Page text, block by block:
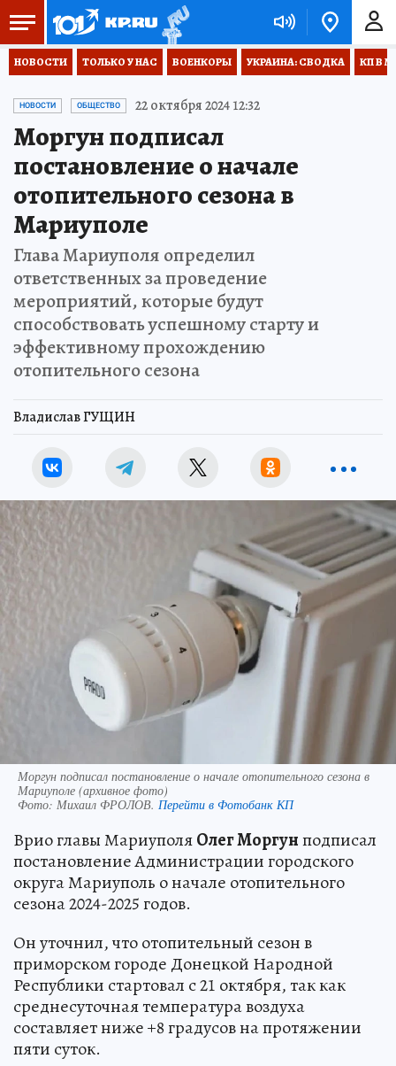
НОВОСТИ ТОЛЬКО У НАС ВОЕНКОРЫ УКРАИНА: СВОДКА КП В
НОВОСТИ ОБЩЕСТВО 22 октября 2024 12:32
Моргун подписал
постановление о начале
отопительного сезона в
Мариуполе
Глава Мариуполя определил
ответственных за проведение
мероприятий, которые будут
способствовать успешному старту и
эффективному прохождению
отопительного сезона
Владислав ГУЩИН
Моргун подписал постановление о начале отопительного сезона в
Мариуполе (архивное фото)
Фото: Михаил ФРОЛОВ. Перейти в Фотобанк КП
Врио главы МариуполяОлег Моргунподписал
постановление Администрации городского
округа Мариуполь о начале отопительного
сезона 2024-2025 годов.
Он уточнил, что отопительный сезон в
приморском городе Донецкой Народной
Республики стартовал с 21 октября, так как
среднесуточная температура воздуха
составляет ниже +8 градусов на протяжении
пяти суток.